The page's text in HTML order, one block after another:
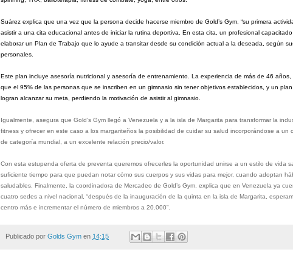
Suárez explica que una vez que la persona decide hacerse miembro de Gold’s Gym, “su primera
asistir a una cita educacional antes de iniciar la rutina deportiva. En esta cita, un profesional
elaborar un Plan de Trabajo que lo ayude a transitar desde su condición actual a la deseada, según
personales.
Este plan incluye asesoría nutricional y asesoría de entrenamiento. La experiencia de más de 46 años,
que el 95% de las personas que se inscriben en un gimnasio sin tener objetivos establecidos, y un
logran alcanzar su meta, perdiendo la motivación de asistir al gimnasio.
Igualmente, asegura que Gold’s Gym llegó a Venezuela y a la isla de Margarita para transformar la
fitness y ofrecer en este caso a los margariteños la posibilidad de cuidar su salud incorporándose a un
de categoría mundial, a un excelente relación precio/valor.
Con esta estupenda oferta de preventa queremos ofrecerles la oportunidad unirse a un estilo de vida
suficiente tiempo para que puedan notar cómo sus cuerpos y sus vidas para mejor, cuando adoptan
saludables. Finalmente, la coordinadora de Mercadeo de Gold’s Gym, explica que en Venezuela ya
cuatro sedes a nivel nacional, “después de la inauguración de la quinta en la isla de Margarita,
centro más e incrementar el número de miembros a 20.000”.
Publicado por Golds Gym en 14:15